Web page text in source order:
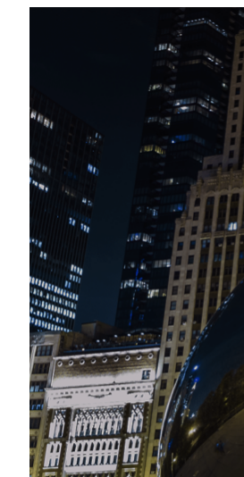
醫療專業人員努
必要工具，希望
而 NVIDIA 在人
我們今日宣布與
學習平台，把人
NVIDIA 藉由於芝
員出席本屆大會。
五十萬個GE
首先是與 GE
NVIDIA 的人工智
處理速度是前一
以加快日後各項